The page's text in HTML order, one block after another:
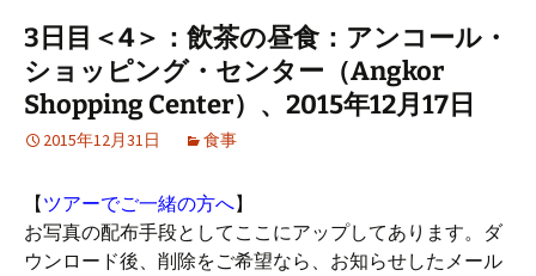
3日目＜4＞：飲茶の昼食：アンコール・
ショッピング・センター（Angkor
Shopping Center）、2015年12月17日
2015年12月31日 食事
【ツアーでご一緒の方へ】
お写真の配布手段としてここにアップしてあります。ダ
ウンロード後、削除をご希望なら、お知らせしたメール